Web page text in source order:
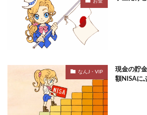
なんJ・VIP
現金の貯
額NISAに